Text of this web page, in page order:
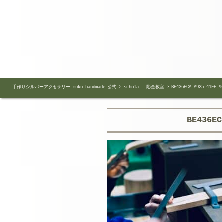
手作りシルバーアクセサリー muku handmade 公式 > schola : 彫金教室 > BE436ECA-A925-41FE-